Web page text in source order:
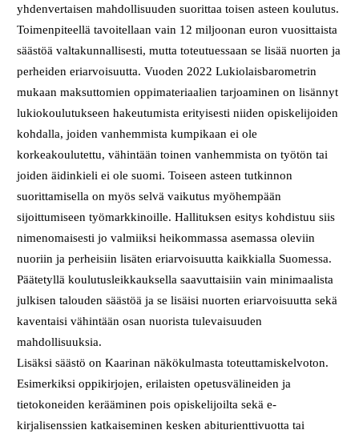
yhdenvertaisen mahdollisuuden suorittaa toisen asteen koulutus.
Toimenpiteellä tavoitellaan vain 12 miljoonan euron vuosittaista
säästöä valtakunnallisesti, mutta toteutuessaan se lisää nuorten ja
perheiden eriarvoisuutta. Vuoden 2022 Lukiolaisbarometrin
mukaan maksuttomien oppimateriaalien tarjoaminen on lisännyt
lukiokoulutukseen hakeutumista erityisesti niiden opiskelijoiden
kohdalla, joiden vanhemmista kumpikaan ei ole
korkeakoulutettu, vähintään toinen vanhemmista on työtön tai
joiden äidinkieli ei ole suomi. Toiseen asteen tutkinnon
suorittamisella on myös selvä vaikutus myöhempään
sijoittumiseen työmarkkinoille. Hallituksen esitys kohdistuu siis
nimenomaisesti jo valmiiksi heikommassa asemassa oleviin
nuoriin ja perheisiin lisäten eriarvoisuutta kaikkialla Suomessa.
Päätetyllä koulutusleikkauksella saavuttaisiin vain minimaalista
julkisen talouden säästöä ja se lisäisi nuorten eriarvoisuutta sekä
kaventaisi vähintään osan nuorista tulevaisuuden
mahdollisuuksia.
Lisäksi säästö on Kaarinan näkökulmasta toteuttamiskelvoton.
Esimerkiksi oppikirjojen, erilaisten opetusvälineiden ja
tietokoneiden kerääminen pois opiskelijoilta sekä e-
kirjalisenssien katkaiseminen kesken abiturienttivuotta tai